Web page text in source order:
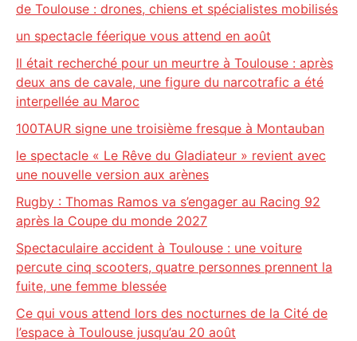
de Toulouse : drones, chiens et spécialistes mobilisés
un spectacle féerique vous attend en août
Il était recherché pour un meurtre à Toulouse : après
deux ans de cavale, une figure du narcotrafic a été
interpellée au Maroc
100TAUR signe une troisième fresque à Montauban
le spectacle « Le Rêve du Gladiateur » revient avec
une nouvelle version aux arènes
Rugby : Thomas Ramos va s’engager au Racing 92
après la Coupe du monde 2027
Spectaculaire accident à Toulouse : une voiture
percute cinq scooters, quatre personnes prennent la
fuite, une femme blessée
Ce qui vous attend lors des nocturnes de la Cité de
l’espace à Toulouse jusqu’au 20 août